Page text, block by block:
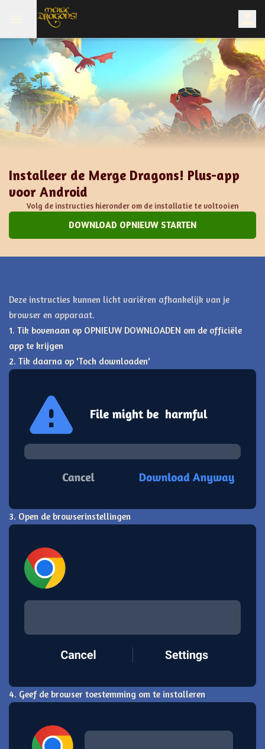
Installeer de Merge Dragons! Plus-app
voor Android
Volg de instructies hieronder om de installatie te voltooien
DOWNLOAD OPNIEUW STARTEN
Deze instructies kunnen licht variëren afhankelijk van je
browser en apparaat.
1. Tik bovenaan op OPNIEUW DOWNLOADEN om de officiële
app te krijgen
2. Tik daarna op 'Toch downloaden'
3. Open de browserinstellingen
4. Geef de browser toestemming om te installeren